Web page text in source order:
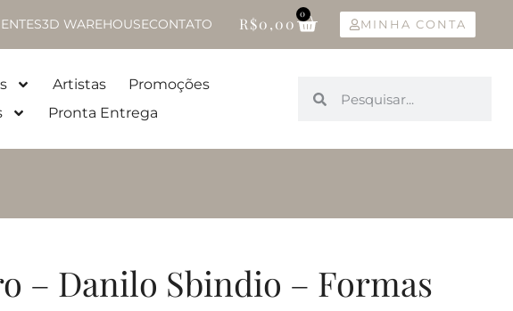
3D WAREHOUSECONTATO R$0,00
0
MINHA CONTA
Artistas
Promoções
Pronta Entrega
– Danilo Sbindio – Formas